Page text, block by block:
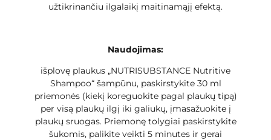
užtikrinančiu ilgalaikį maitinamąjį efektą.
Naudojimas:
išplovę plaukus „NUTRISUBSTANCE Nutritive
Shampoo“ šampūnu, paskirstykite 30 ml
priemonės (kiekį koreguokite pagal plaukų tipą)
per visą plaukų ilgį iki galiukų, įmasažuokite į
plaukų sruogas. Priemonę tolygiai paskirstykite
šukomis, palikite veikti 5 minutes ir gerai